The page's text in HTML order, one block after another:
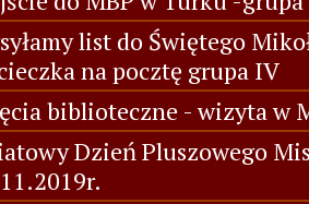
list do Świętego
na pocztę grupa IV
biblioteczne - wizyta w
Dzień Pluszowego